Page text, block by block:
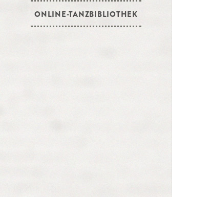
ONLINE-TANZBIBLIOTHEK